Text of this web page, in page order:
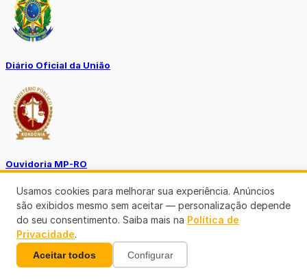
Diário Oficial da União
Ouvidoria MP-RO
Diário Oficial Municípios
Usamos cookies para melhorar sua experiência. Anúncios
são exibidos mesmo sem aceitar — personalização depende
do seu consentimento. Saiba mais na Política de
Privacidade.
Aceitar todos Configurar